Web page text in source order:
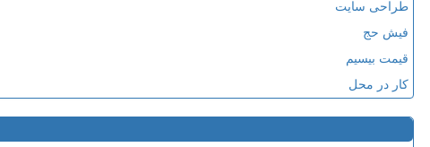
طراحی سایت
فیش حج
قیمت بیسیم
کار در محل